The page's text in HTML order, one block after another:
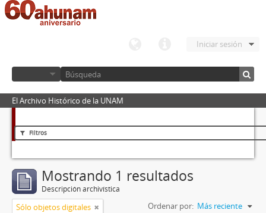
Iniciar sesión
El Archivo Histórico de la UNAM
Filtros
Mostrando 1 resultados
Descripción archivística
Sólo objetos digitales Ordenar por: Más reciente